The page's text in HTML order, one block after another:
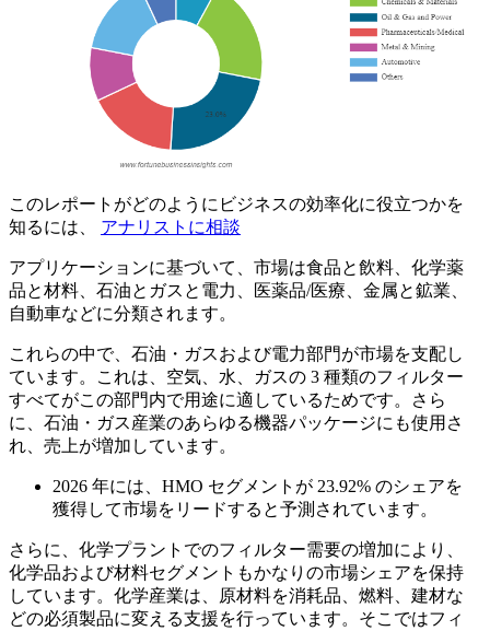
このレポートがどのようにビジネスの効率化に役立つかを
知るには、 アナリストに相談
アプリケーションに基づいて、市場は食品と飲料、化学薬
品と材料、石油とガスと電力、医薬品/医療、金属と鉱業、
自動車などに分類されます。
これらの中で、石油・ガスおよび電力部門が市場を支配し
ています。これは、空気、水、ガスの 3 種類のフィルター
すべてがこの部門内で用途に適しているためです。さら
に、石油・ガス産業のあらゆる機器パッケージにも使用さ
れ、売上が増加しています。
2026 年には、HMO セグメントが 23.92% のシェアを
獲得して市場をリードすると予測されています。
さらに、化学プラントでのフィルター需要の増加により、
化学品および材料セグメントもかなりの市場シェアを保持
しています。化学産業は、原材料を消耗品、燃料、建材な
どの必須製品に変える支援を行っています。そこではフィ